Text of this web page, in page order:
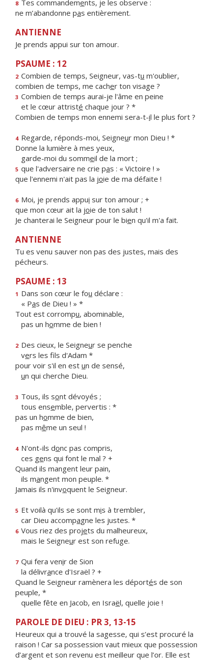
8 Tes commandements, je les observe :
ne m’abandonne pas entièrement.
ANTIENNE
Je prends appui sur ton amour.
PSAUME : 12
2 Combien de temps, Seigneur, vas-tu m'oublier,
combien de temps, me cacher ton visage ?
3 Combien de temps aurai-je l'âme en peine
et le cœur attristé chaque jour ? *
Combien de temps mon ennemi sera-t-il le plus fort ?
4 Regarde, réponds-moi, Seigneur mon Dieu ! *
Donne la lumière à mes yeux,
garde-moi du sommeil de la mort ;
5 que l'adversaire ne crie pas : « Victoire ! »
que l'ennemi n'ait pas la joie de ma défaite !
6 Moi, je prends appui sur ton amour ; +
que mon cœur ait la joie de ton salut !
Je chanterai le Seigneur pour le bien qu'il m'a fait.
ANTIENNE
Tu es venu sauver non pas des justes, mais des
pécheurs.
PSAUME : 13
1 Dans son cœur le fou déclare :
« Pas de Dieu ! » *
Tout est corrompu, abominable,
pas un homme de bien !
2 Des cieux, le Seigneur se penche
vers les fils d'Adam *
pour voir s'il en est un de sensé,
un qui cherche Dieu.
3 Tous, ils sont dévoyés ;
tous ensemble, pervertis : *
pas un homme de bien,
pas même un seul !
4 N'ont-ils donc pas compris,
ces gens qui font le mal ? +
Quand ils mangent leur pain,
ils mangent mon peuple. *
Jamais ils n'invoquent le Seigneur.
5 Et voilà qu'ils se sont mis à trembler,
car Dieu accompagne les justes. *
6 Vous riez des projets du malheureux,
mais le Seigneur est son refuge.
7 Qui fera venir de Sion
la délivrance d'Israël ? +
Quand le Seigneur ramènera les déportés de son
peuple, *
quelle fête en Jacob, en Israël, quelle joie !
PAROLE DE DIEU : PR 3, 13-15
Heureux qui a trouvé la sagesse, qui s’est procuré la
raison ! Car sa possession vaut mieux que possession
d’argent et son revenu est meilleur que l’or. Elle est